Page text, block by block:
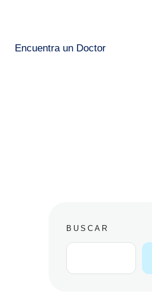
Encuentra un Doctor
BUSCAR